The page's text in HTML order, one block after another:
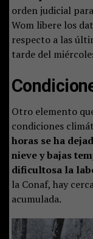
orden judicial
Wom libere los
respecto a las
tarde del
Otro elemento
condiciones
horas se ha
nieve y bajas
dificultosa la
la Conaf, hay
acumulada.